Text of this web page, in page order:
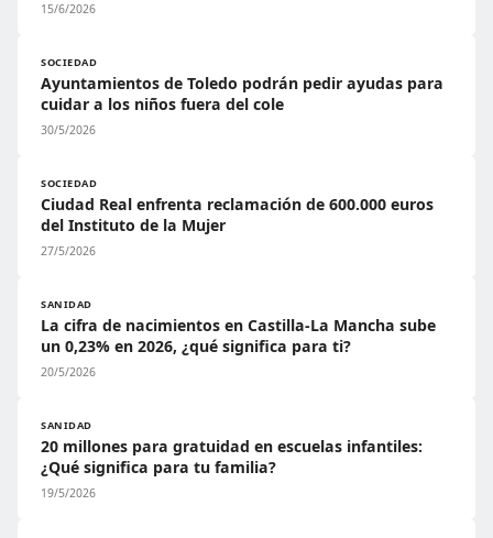
15/6/2026
SOCIEDAD
Ayuntamientos de Toledo podrán pedir ayudas para
cuidar a los niños fuera del cole
30/5/2026
SOCIEDAD
Ciudad Real enfrenta reclamación de 600.000 euros
del Instituto de la Mujer
27/5/2026
SANIDAD
La cifra de nacimientos en Castilla-La Mancha sube
un 0,23% en 2026, ¿qué significa para ti?
20/5/2026
SANIDAD
20 millones para gratuidad en escuelas infantiles:
¿Qué significa para tu familia?
19/5/2026